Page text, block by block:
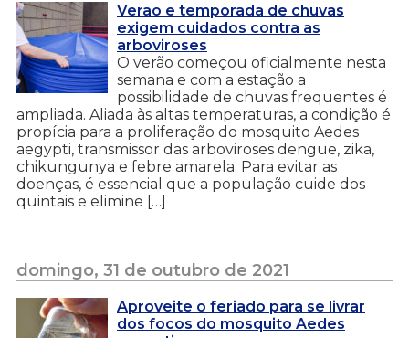
Verão e temporada de chuvas
exigem cuidados contra as
arboviroses
O verão começou oficialmente nesta
semana e com a estação a
possibilidade de chuvas frequentes é
ampliada. Aliada às altas temperaturas, a condição é
propícia para a proliferação do mosquito Aedes
aegypti, transmissor das arboviroses dengue, zika,
chikungunya e febre amarela. Para evitar as
doenças, é essencial que a população cuide dos
quintais e elimine […]
domingo, 31 de outubro de 2021
Aproveite o feriado para se livrar
dos focos do mosquito Aedes